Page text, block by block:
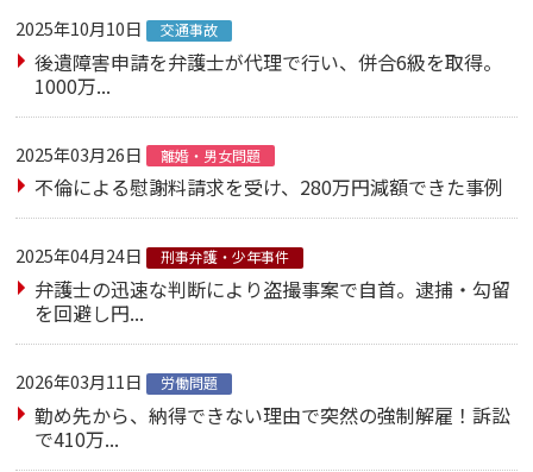
2025年10月10日 交通事故
後遺障害申請を弁護士が代理で行い、併合6級を取得。
1000万...
2025年03月26日 離婚・男女問題
不倫による慰謝料請求を受け、280万円減額できた事例
2025年04月24日 刑事弁護・少年事件
弁護士の迅速な判断により盗撮事案で自首。逮捕・勾留
を回避し円...
2026年03月11日 労働問題
勤め先から、納得できない理由で突然の強制解雇！訴訟
で410万...